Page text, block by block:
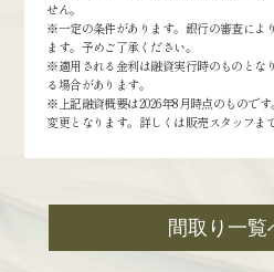
せん。
※一定の条件があります。銀行の審査によ
ます。予めご了承ください。
※適用される金利は融資実行時のものとな
る場合があります。
※上記融資概要は2026年8月時点のもので
変更となります。詳しくは販売スタッフま
間取り一覧